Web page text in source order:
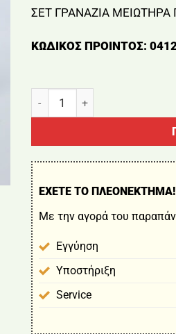
ΣΕΤ ΓΡΑΝΑΖΙΑ
ΚΩΔΙΚΟΣ ΠΡΟΙΝΤΟΣ:
ΣΕΤ ΓΡΑΝΑΖΙΑ ΜΕΙΩΤΗΡΑ
ΕΧΕΤΕ ΤΟ ΠΛΕΟΝΕΚΤΗΜΑ!
Με την αγορά του
Εγγύηση
Υποστήριξη
Service